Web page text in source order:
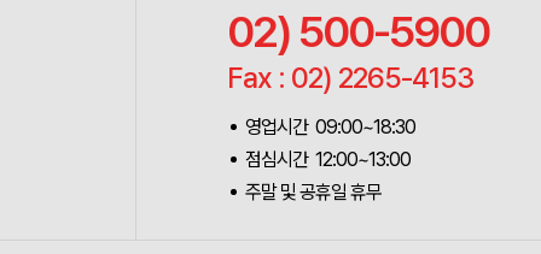
02) 500-5900
Fax : 02) 2265-4153
영업시간 09:00~18:30
점심시간 12:00~13:00
주말 및 공휴일 휴무